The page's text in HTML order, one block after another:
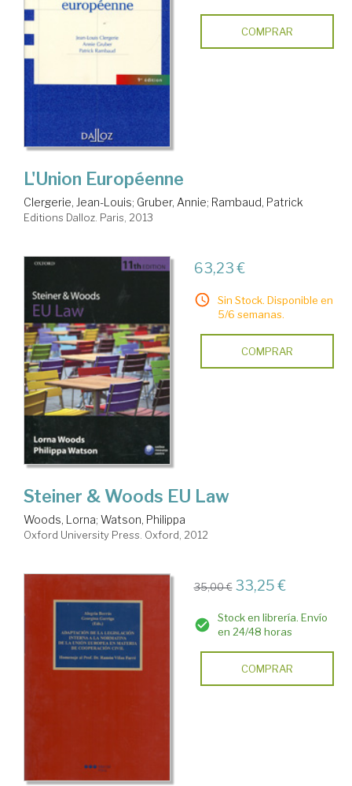
COMPRAR
L'Union Européenne
Clergerie, Jean-Louis; Gruber, Annie; Rambaud, Patrick
Editions Dalloz. Paris, 2013
63,23 €
Sin Stock. Disponible en
5/6 semanas.
COMPRAR
Steiner & Woods EU Law
Woods, Lorna; Watson, Philippa
Oxford University Press. Oxford, 2012
35,00 € 33,25 €
Stock en librería. Envío
en 24/48 horas
COMPRAR